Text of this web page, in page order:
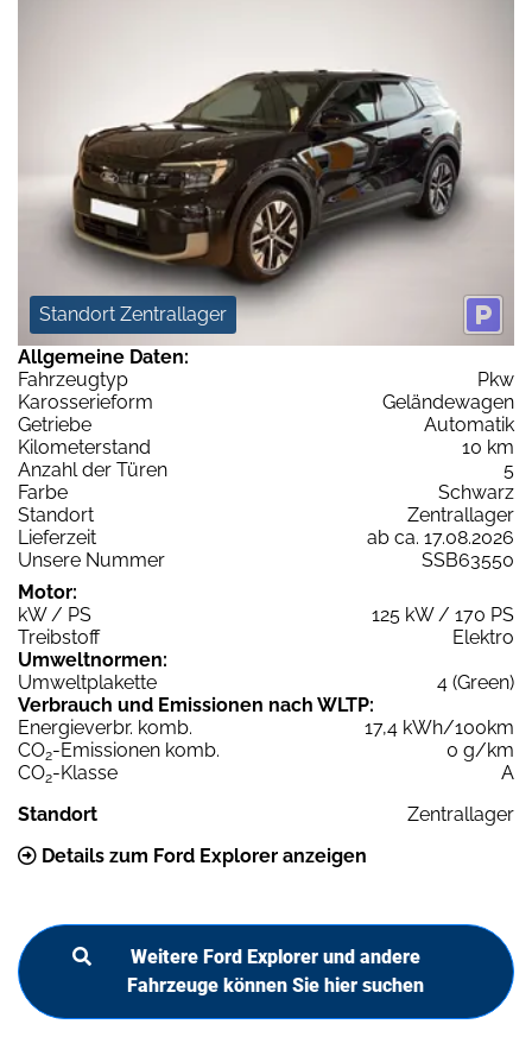
Standort Zentrallager
Allgemeine Daten:
Fahrzeugtyp
Pkw
Karosserieform
Geländewagen
Getriebe
Automatik
Kilometerstand
10 km
Anzahl der Türen
5
Farbe
Schwarz
Standort
Zentrallager
Lieferzeit
ab ca. 17.08.2026
Unsere Nummer
SSB63550
Motor:
kW / PS
125 kW / 170 PS
Treibstoff
Elektro
Umweltnormen:
Umweltplakette
4 (Green)
Verbrauch und Emissionen nach WLTP:
Energieverbr. komb.
17,4 kWh/100km
CO2-Emissionen komb.
0 g/km
CO2-Klasse
A
Standort
Zentrallager
Details zum Ford Explorer anzeigen
Weitere Ford Explorer und andere
Fahrzeuge können Sie hier suchen